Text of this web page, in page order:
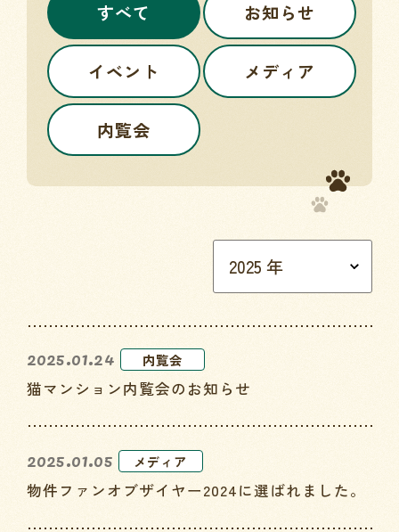
すべて お知らせ
イベント メディア
内覧会
2025.01.24 内覧会
猫マンション内覧会のお知らせ
2025.01.05 メディア
物件ファンオブザイヤー2024に選ばれました。